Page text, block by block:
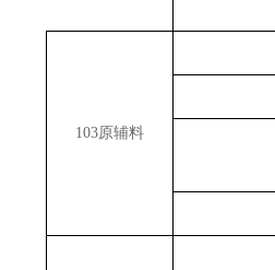
103原辅料